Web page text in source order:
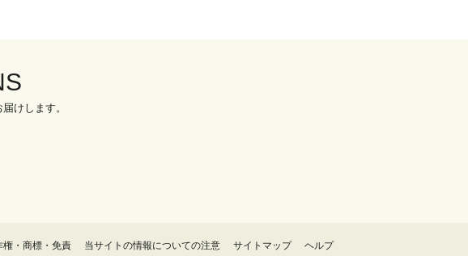
けします。
権・商標・免責 当サイトの情報についての注意 サイトマップ ヘルプ